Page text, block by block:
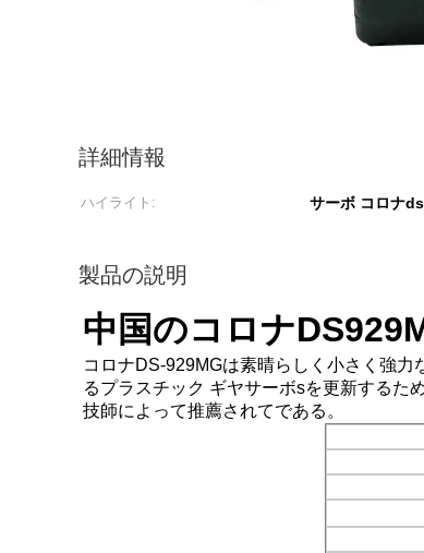
詳細情報
ハイライト: サーボ コロナ
製品の説明
中国のコロナ
コロナDS-929MGは素晴らしく小さく強
るプラスチック ギヤサーボsを更新するた
技師によって推薦されてである。